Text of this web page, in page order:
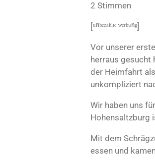
w
e
t
u
n
g
5
S
t
t
e
r
n
t
r
n
e
t
r
n
e
r
n
e
2 Stimmen
[ᵘⁿᵇᵉᶻᵃʰˡᵗᵉ ʷᵉʳᵇᵘⁿᵍ]
Vor unserer
herraus gesucht
der Heimfahrt
unkompliziert
Wir haben uns
Hohensaltzburg
Mit dem
essen und